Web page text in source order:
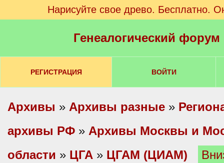
Нарисуйте свое древо. Бесплатно.
Генеалогический
РЕГИСТРАЦИЯ ВОЙТИ
Архивы » Архивы разные »
архивы РФ » Архивы Москвы и
области » ЦГА » ЦГАМ (ЦИАМ)